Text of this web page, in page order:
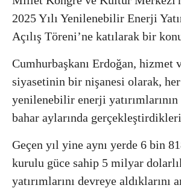
2025 Yılı Yenilenebilir Enerji
Açılış Töreni’ne katılarak bir
Cumhurbaşkanı Erdoğan, hizmet
siyasetinin bir nişanesi olarak, her
yenilenebilir enerji yatırımlarının
bahar aylarında
Geçen yıl yine aynı yerde 6 bin
kurulu güce sahip 5 milyar
yatırımlarını devreye aldıklarını